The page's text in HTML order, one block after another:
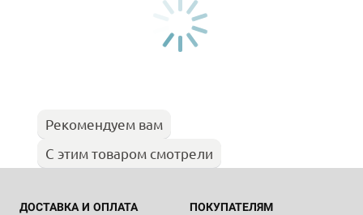
Рекомендуем вам
С этим товаром смотрели
ДОСТАВКА И ОПЛАТА ПОКУПАТЕЛЯМ